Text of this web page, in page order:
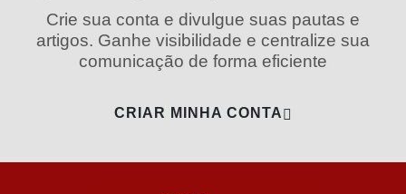
Crie sua conta e divulgue suas pautas e
artigos. Ganhe visibilidade e centralize sua
comunicação de forma eficiente
CRIAR MINHA CONTA